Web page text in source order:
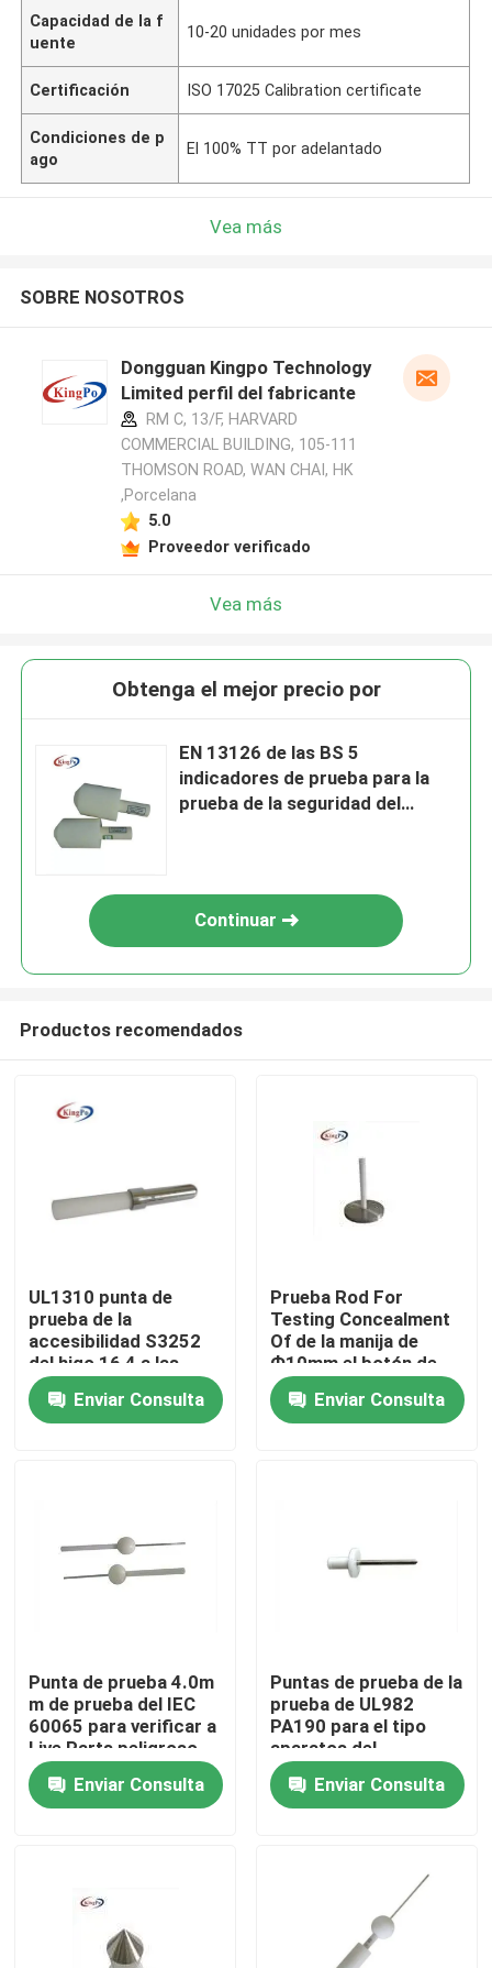
Hogar
Productos
Viaje de la fábrica
Éntrenos en contacto con
Pida una cita
Equipo de prueba de la protección del ingreso
Capacidad de la f
uente
10-20 unidades por mes
Certificación ISO 17025 Calibration certificate
Condiciones de p
ago
El 100% TT por adelantado
Vea más
SOBRE NOSOTROS
Dongguan Kingpo Technology
Limited perfil del fabricante
RM C, 13/F, HARVARD
COMMERCIAL BUILDING, 105-111
THOMSON ROAD, WAN CHAI, HK
,Porcelana
5.0
Proveedor verificado
Vea más
Obtenga el mejor precio por
EN 13126 de las BS 5
indicadores de prueba para la
prueba de la seguridad del
Continuar
Productos recomendados
UL1310 punta de
prueba de la
accesibilidad S3252
del higo 16,4 a las
piezas móviles
peligrosasEnviar Consulta
Prueba Rod For
Testing Concealment
Of de la manija de
Ф10mm el botón de
reinicio
Enviar Consulta
Punta de prueba 4.0m
m de prueba del IEC
60065 para verificar a
Live Parts peligroso
Enviar Consulta
Puntas de prueba de la
prueba de UL982
PA190 para el tipo
aparatos del
electrodo de
calefacciónEnviar Consulta